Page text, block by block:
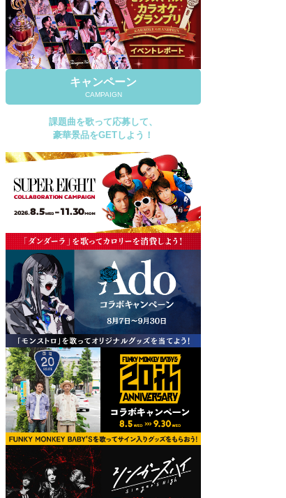
キャンペーン
CAMPAIGN
課題曲を歌って応募して、
豪華景品をGETしよう！